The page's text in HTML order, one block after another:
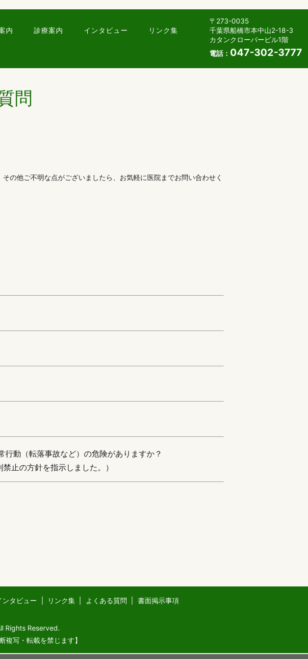
内 診療案内 インタビュー
リンク集
〒273-0035
千葉県船橋市本中山2-18-3
カタンクローバービル1階
電話： 047-302-3777
問
の他ご不明な点がございましたら、お気軽に医院までお問い合わせく
動（転落事故など）の危険がありますか？
止の方針を指示しました。）
ンタビュー リンク集 よくある質問 書面掲示事項
Rights Reserved.
複写・転載を禁じます】